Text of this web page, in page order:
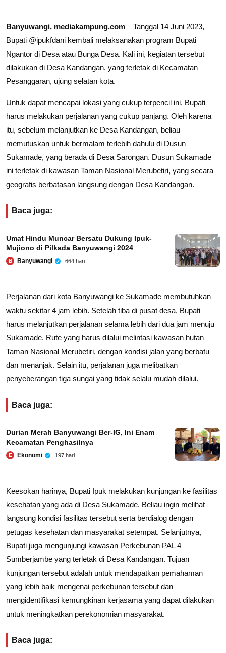
Banyuwangi, mediakampung.com – Tanggal 14 Juni 2023,
Bupati @ipukfdani kembali melaksanakan program Bupati
Ngantor di Desa atau Bunga Desa. Kali ini, kegiatan tersebut
dilakukan di Desa Kandangan, yang terletak di Kecamatan
Pesanggaran, ujung selatan kota.
Untuk dapat mencapai lokasi yang cukup terpencil ini, Bupati
harus melakukan perjalanan yang cukup panjang. Oleh karena
itu, sebelum melanjutkan ke Desa Kandangan, beliau
memutuskan untuk bermalam terlebih dahulu di Dusun
Sukamade, yang berada di Desa Sarongan. Dusun Sukamade
ini terletak di kawasan Taman Nasional Merubetiri, yang secara
geografis berbatasan langsung dengan Desa Kandangan.
Baca juga:
Umat Hindu Muncar Bersatu Dukung Ipuk-
Mujiono di Pilkada Banyuwangi 2024
B Banyuwangi 664 hari
Perjalanan dari kota Banyuwangi ke Sukamade membutuhkan
waktu sekitar 4 jam lebih. Setelah tiba di pusat desa, Bupati
harus melanjutkan perjalanan selama lebih dari dua jam menuju
Sukamade. Rute yang harus dilalui melintasi kawasan hutan
Taman Nasional Merubetiri, dengan kondisi jalan yang berbatu
dan menanjak. Selain itu, perjalanan juga melibatkan
penyeberangan tiga sungai yang tidak selalu mudah dilalui.
Baca juga:
Durian Merah Banyuwangi Ber-IG, Ini Enam
Kecamatan Penghasilnya
E Ekonomi 197 hari
Keesokan harinya, Bupati Ipuk melakukan kunjungan ke fasilitas
kesehatan yang ada di Desa Sukamade. Beliau ingin melihat
langsung kondisi fasilitas tersebut serta berdialog dengan
petugas kesehatan dan masyarakat setempat. Selanjutnya,
Bupati juga mengunjungi kawasan Perkebunan PAL 4
Sumberjambe yang terletak di Desa Kandangan. Tujuan
kunjungan tersebut adalah untuk mendapatkan pemahaman
yang lebih baik mengenai perkebunan tersebut dan
mengidentifikasi kemungkinan kerjasama yang dapat dilakukan
untuk meningkatkan perekonomian masyarakat.
Baca juga: